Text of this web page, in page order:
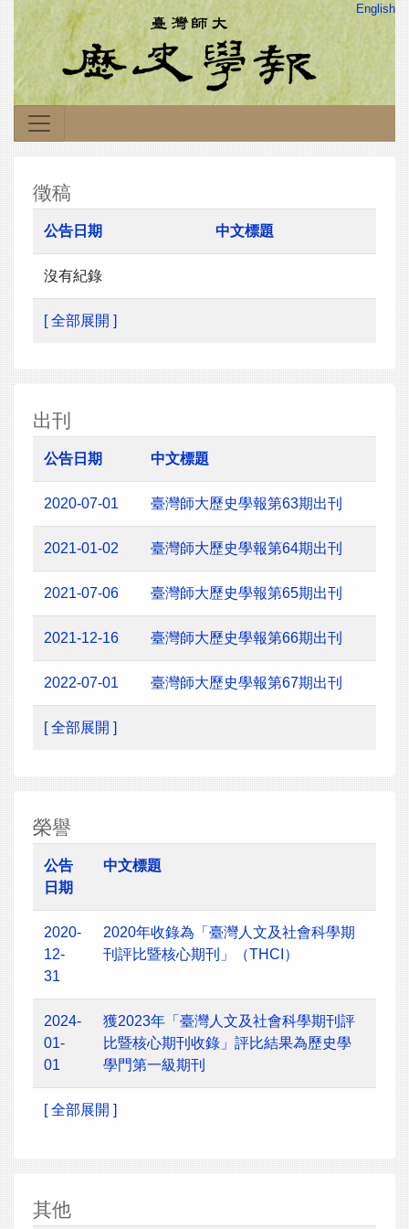
English
徵稿
公告日期 中文標題
沒有紀錄
[ 全部展開 ]
出刊
公告日期 中文標題
2020-07-01 臺灣師大歷史學報第63期出刊
2021-01-02 臺灣師大歷史學報第64期出刊
2021-07-06 臺灣師大歷史學報第65期出刊
2021-12-16 臺灣師大歷史學報第66期出刊
2022-07-01 臺灣師大歷史學報第67期出刊
[ 全部展開 ]
榮譽
公告
日期
中文標題
2020-
12-
31
2020年收錄為「臺灣人文及社會科學期
刊評比暨核心期刊」（THCI）
2024-
01-
01
獲2023年「臺灣人文及社會科學期刊評
比暨核心期刊收錄」評比結果為歷史學
學門第一級期刊
[ 全部展開 ]
其他